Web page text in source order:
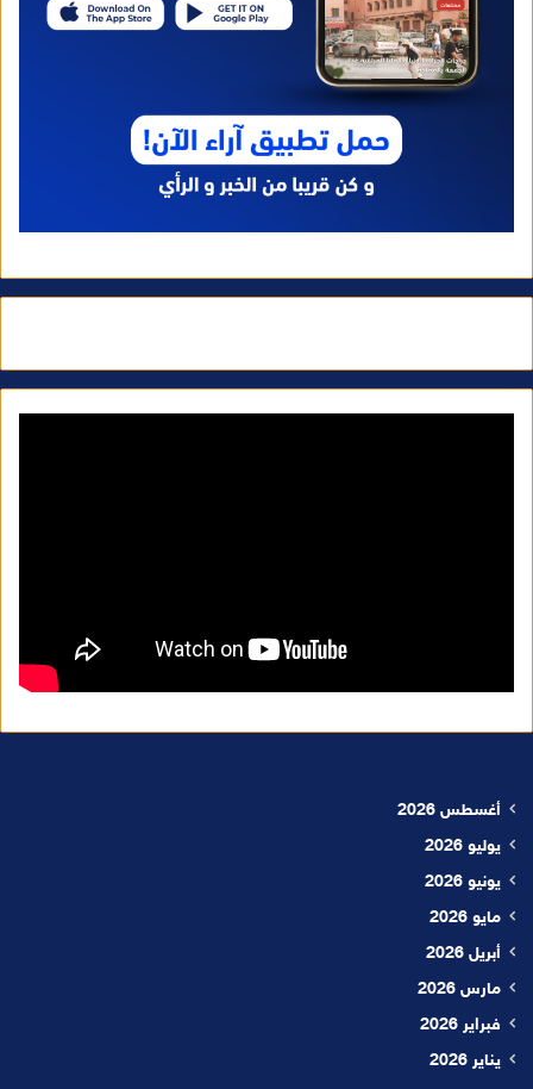
أغسطس 2026
يوليو 2026
يونيو 2026
مايو 2026
أبريل 2026
مارس 2026
فبراير 2026
يناير 2026